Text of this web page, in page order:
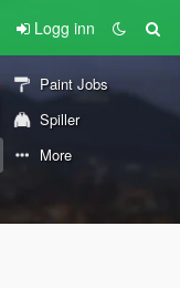
Logg inn
Paint Jobs
Spiller
More